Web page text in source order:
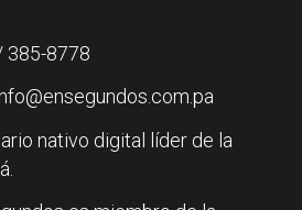
385-8778
nativo digital líder de la